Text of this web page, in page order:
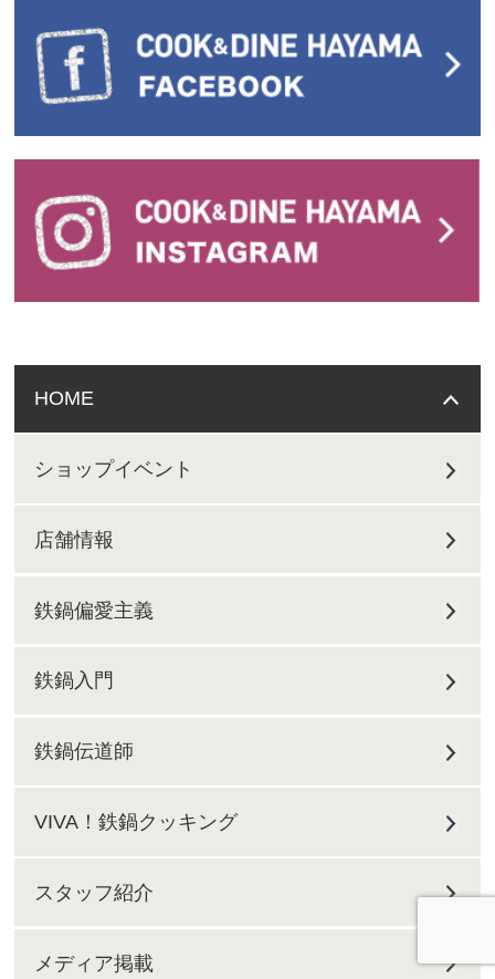
HOME
ショップイベント
店舗情報
鉄鍋偏愛主義
鉄鍋入門
鉄鍋伝道師
VIVA！鉄鍋クッキング
スタッフ紹介
メディア掲載